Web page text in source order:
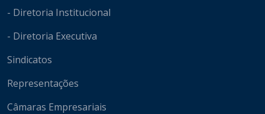
- Diretoria Institucional
- Diretoria Executiva
Sindicatos
Representações
Câmaras Empresariais